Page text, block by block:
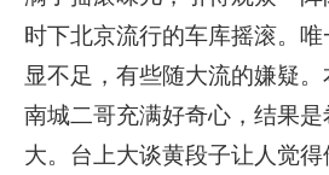
时下北京流行的车库摇滚。
显不足，有些随大流的嫌疑
南城二哥充满好奇心，结果
大。台上大谈黄段子让人觉